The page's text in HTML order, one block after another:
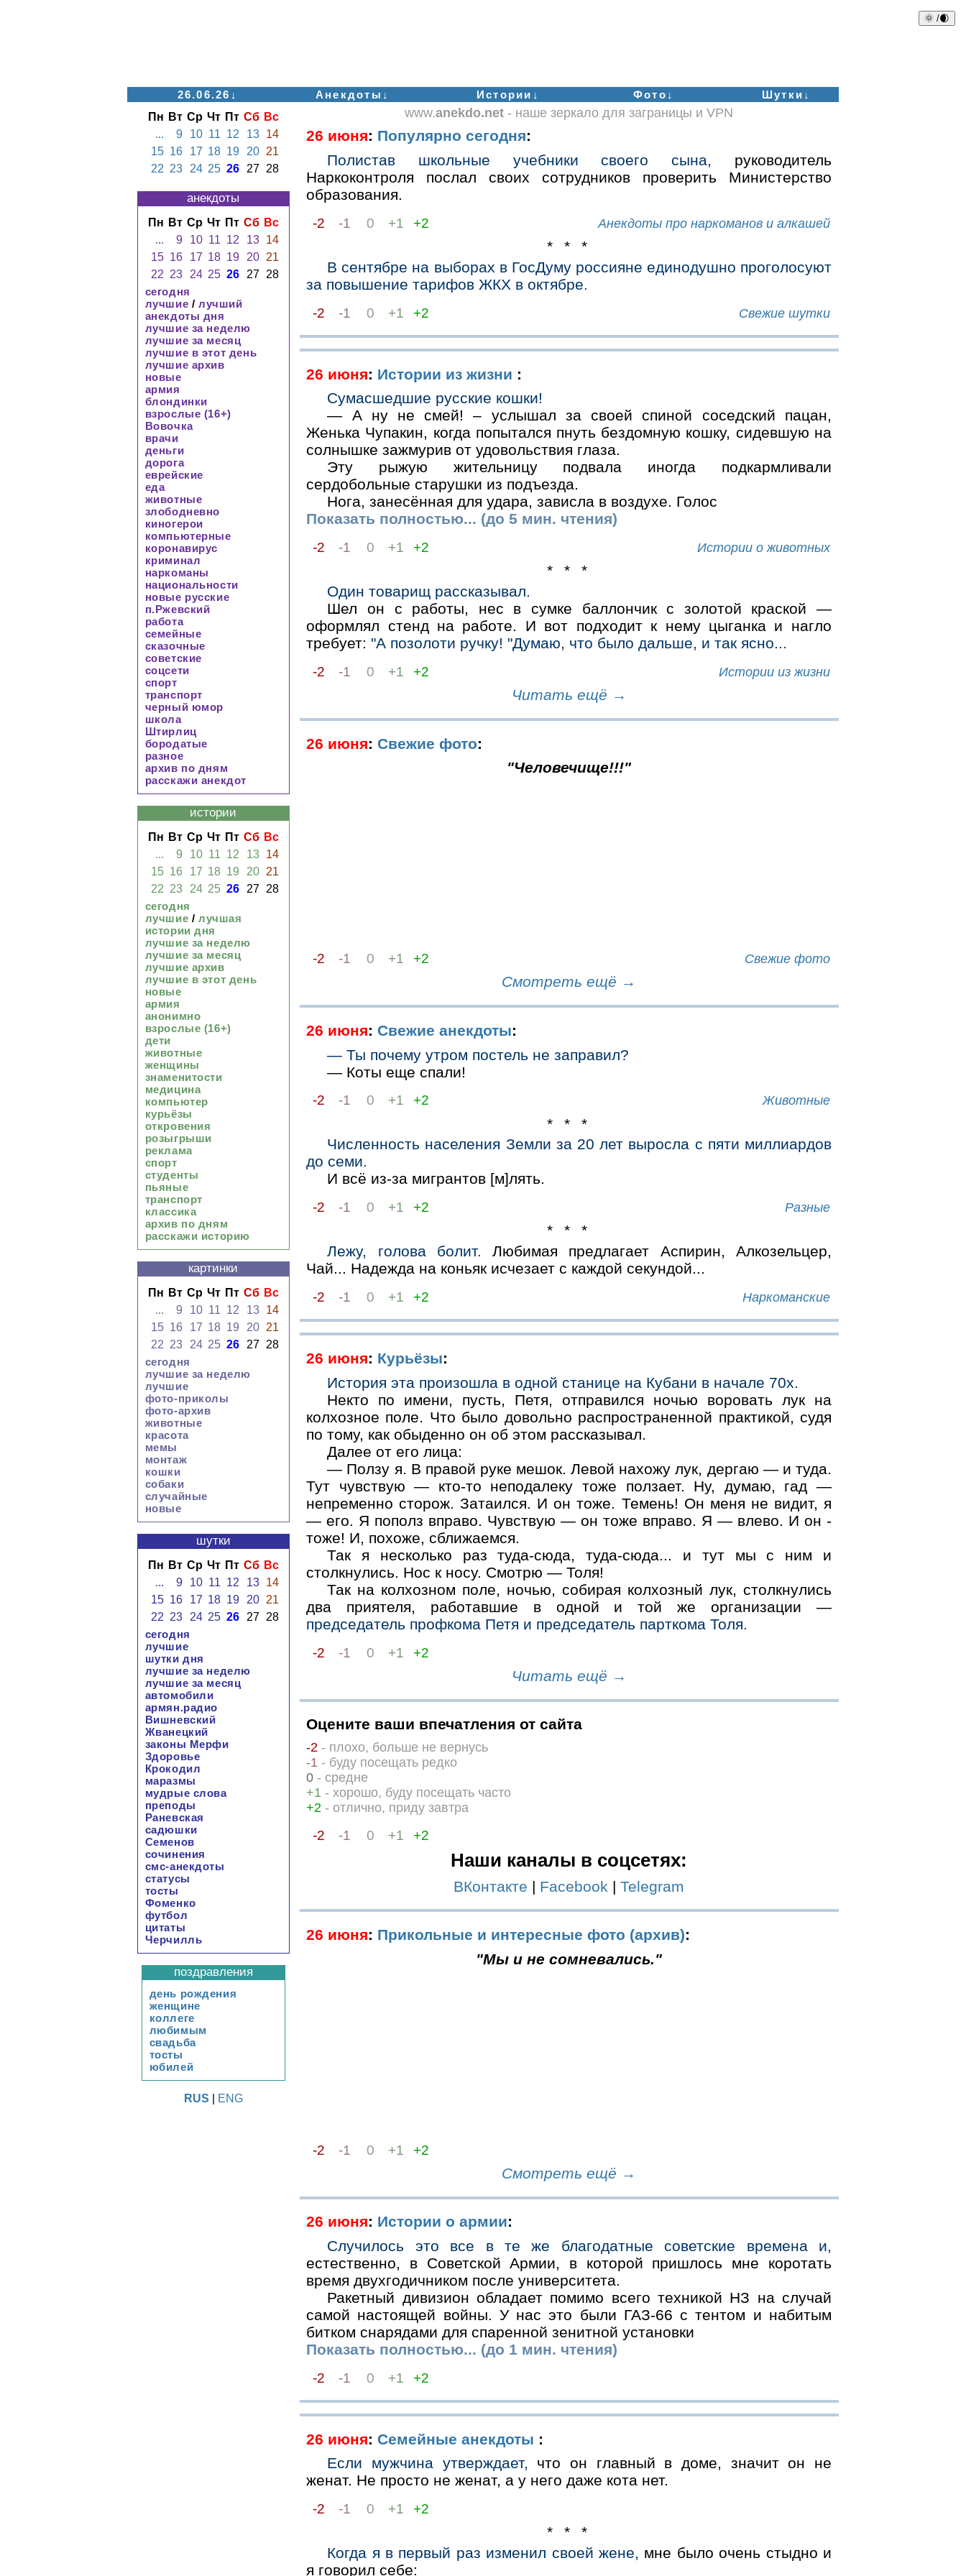
🌞 /🌒
26.06.26↓ Анекдоты↓ Истории↓ Фото↓ Шутки↓
www.anekdo.net - наше зеркало для заграницы и VPN
26 июня: Популярно сегодня:
Полистав школьные учебники своего сына, руководитель
Наркоконтроля послал своих сотрудников проверить Министерство
образования.
-2 -1 0 +1 +2 Анекдоты про наркоманов и алкашей
* * *
В сентябре на выборах в ГосДуму россияне единодушно проголосуют
за повышение тарифов ЖКХ в октябре.
-2 -1 0 +1 +2 Свежие шутки
26 июня: Истории из жизни :
Сумасшедшие русские кошки!
— А ну не смей! – услышал за своей спиной соседский пацан,
Женька Чупакин, когда попытался пнуть бездомную кошку, сидевшую на
солнышке зажмурив от удовольствия глаза.
Эту рыжую жительницу подвала иногда подкармливали
сердобольные старушки из подъезда.
Нога, занесённая для удара, зависла в воздухе. Голос
Показать полностью... (до 5 мин. чтения)
-2 -1 0 +1 +2 Истории о животных
* * *
Один товарищ рассказывал.
Шел он с работы, нес в сумке баллончик с золотой краской —
оформлял стенд на работе. И вот подходит к нему цыганка и нагло
требует: "А позолоти ручку! "Думаю, что было дальше, и так ясно...
-2 -1 0 +1 +2 Истории из жизни
Читать ещё →
26 июня: Свежие фото:
"Человечище!!!"
-2 -1 0 +1 +2 Свежие фото
Смотреть ещё →
26 июня: Свежие анекдоты:
— Ты почему утром постель не заправил?
— Коты еще спали!
-2 -1 0 +1 +2 Животные
* * *
Численность населения Земли за 20 лет выросла с пяти миллиардов
до семи.
И всё из-за мигрантов [м]лять.
-2 -1 0 +1 +2 Разные
* * *
Лежу, голова болит. Любимая предлагает Аспирин, Алкозельцер,
Чай... Надежда на коньяк исчезает с каждой секундой...
-2 -1 0 +1 +2 Наркоманские
26 июня: Курьёзы:
История эта произошла в одной станице на Кубани в начале 70х.
Некто по имени, пусть, Петя, отправился ночью воровать лук на
колхозное поле. Что было довольно распространенной практикой, судя
по тому, как обыденно он об этом рассказывал.
Далее от его лица:
— Ползу я. В правой руке мешок. Левой нахожу лук, дергаю — и туда.
Тут чувствую — кто-то неподалеку тоже ползает. Ну, думаю, гад —
непременно сторож. Затаился. И он тоже. Темень! Он меня не видит, я
— его. Я пополз вправо. Чувствую — он тоже вправо. Я — влево. И он -
тоже! И, похоже, сближаемся.
Так я несколько раз туда-сюда, туда-сюда... и тут мы с ним и
столкнулись. Нос к носу. Смотрю — Толя!
Так на колхозном поле, ночью, собирая колхозный лук, столкнулись
два приятеля, работавшие в одной и той же организации —
председатель профкома Петя и председатель парткома Толя.
-2 -1 0 +1 +2
Читать ещё →
Оцените ваши впечатления от сайта
-2 - плохо, больше не вернусь
-1 - буду посещать редко
0 - средне
+1 - хорошо, буду посещать часто
+2 - отлично, приду завтра
-2 -1 0 +1 +2
Наши каналы в соцсетях:
ВКонтакте | Facebook | Telegram
26 июня: Прикольные и интересные фото (архив):
"Мы и не сомневались."
-2 -1 0 +1 +2
Смотреть ещё →
26 июня: Истории о армии:
Случилось это все в те же благодатные советские времена и,
естественно, в Советской Армии, в которой пришлось мне коротать
время двухгодичником после университета.
Ракетный дивизион обладает помимо всего техникой НЗ на случай
самой настоящей войны. У нас это были ГАЗ-66 с тентом и набитым
битком снарядами для спаренной зенитной установки
Показать полностью... (до 1 мин. чтения)
-2 -1 0 +1 +2
26 июня: Семейные анекдоты :
Если мужчина утверждает, что он главный в доме, значит он не
женат. Не просто не женат, а у него даже кота нет.
-2 -1 0 +1 +2
* * *
Когда я в первый раз изменил своей жене, мне было очень стыдно и
я говорил себе:
Пн Вт Ср Чт Пт Сб Вс
...
9 10 11 12 13
14
15 16 17 18 19 20
21
22 23 24 25 26 27 28
анекдоты
Пн Вт Ср Чт Пт Сб Вс
...
9 10 11 12 13
14
15 16 17 18 19 20
21
22 23 24 25 26 27
28
сегодня
лучшие / лучший
анекдоты дня
лучшие за неделю
лучшие за месяц
лучшие в этот день
лучшие архив
новые
армия
блондинки
взрослые (16+)
Вовочка
врачи
деньги
дорога
еврейские
еда
животные
злободневно
киногерои
компьютерные
коронавирус
криминал
наркоманы
национальности
новые русские
п.Ржевский
работа
семейные
сказочные
советские
соцсети
спорт
транспорт
черный юмор
школа
Штирлиц
бородатые
разное
архив по дням
расскажи анекдот
истории
Пн Вт Ср Чт Пт Сб Вс
...
9 10 11 12 13
14
15 16 17 18 19 20
21
22 23 24 25 26 27
28
сегодня
лучшие / лучшая
истории дня
лучшие за неделю
лучшие за месяц
лучшие архив
лучшие в этот день
новые
армия
анонимно
взрослые (16+)
дети
животные
женщины
знаменитости
медицина
компьютер
курьёзы
откровения
розыгрыши
реклама
спорт
студенты
пьяные
транспорт
классика
архив по дням
расскажи историю
картинки
Пн Вт Ср Чт Пт Сб Вс
...
9 10 11 12 13
14
15 16 17 18 19 20
21
22 23 24 25 26 27
28
сегодня
лучшие за неделю
лучшие
фото-приколы
фото-архив
животные
красота
мемы
монтаж
кошки
собаки
случайные
новые
шутки
Пн Вт Ср Чт Пт Сб Вс
...
9 10 11 12 13
14
15 16 17 18 19 20
21
22 23 24 25 26 27
28
сегодня
лучшие
шутки дня
лучшие за неделю
лучшие за месяц
автомобили
армян.радио
Вишневский
Жванецкий
законы Мерфи
Здоровье
Крокодил
маразмы
мудрые слова
преподы
Раневская
садюшки
Семенов
сочинения
смс-анекдоты
статусы
тосты
Фоменко
футбол
цитаты
Черчилль
поздравления
день рождения
женщине
коллеге
любимым
свадьба
тосты
юбилей
RUS ENG